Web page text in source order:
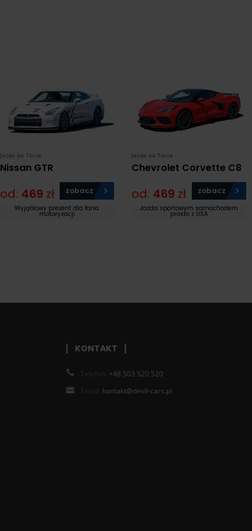
Jazda po Torze
Nissan GTR
od: 469 zł zobacz
Wyjątkowy prezent dla fana
motoryzacji
Jazda po Torze
Chevrolet Corvette C8
od: 469 zł zobacz
Jazda sportowym samochodem
prosto z USA
KONTAKT
Telefon: +48 503 520 520
Email: kontakt@devil-cars.pl